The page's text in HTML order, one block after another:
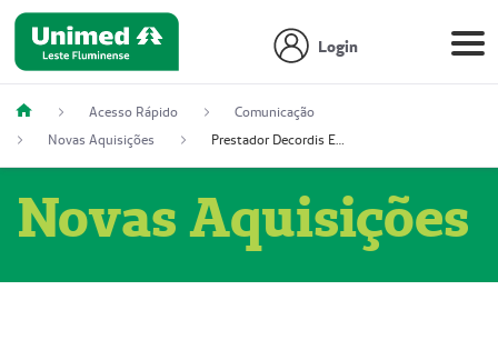
Login
Acesso Rápido
Comunicação
Novas Aquisições
Prestador Decordis Exames Cardiológicos LTDA (51004347-4)
Novas Aquisições